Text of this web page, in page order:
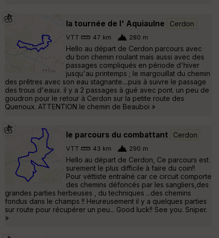
la tournée de l' Aquiaulne Cerdon
VTT 47 km 280 m
Hello au départ de Cerdon parcours avec
du bon chemin roulant mais aussi avec des
passages compliqués en période d'hiver
jusqu'au printemps ; le margouillat du chemin
des prêtres avec son eau stagnante....puis à suivre le passage
des trous d'eaux. il y a 2 passages à gué avec pont. un peu de
goudron pour le retour à Cerdon sur la petite route des
Quenoux. ATTENTION le chemin de Beauboi »
le parcours du combattant Cerdon
VTT 43 km 290 m
Hello au départ de Cerdon, Ce parcours est
surement le plus difficile à faire du coin!!
Pour véttiste entraîné car ce circuit comporte
des chemins défoncés par les sangliers,des
grandes parties herbeuses , du techniques ...des chemins
fondus dans le champs !! Heureusement il y a quelques parties
sur route pour récupérer un peu... Good luck!! See you. Sniper.
»